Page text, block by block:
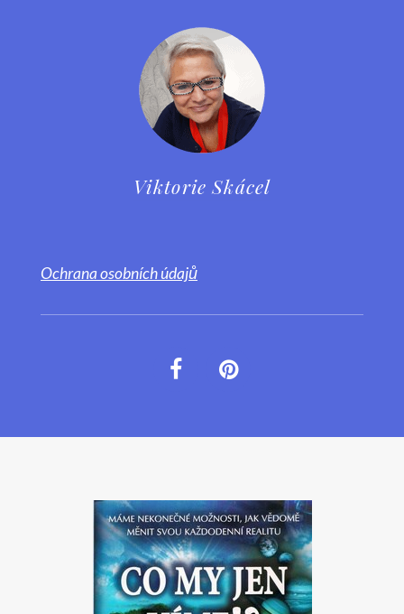
Viktorie Skácel
Ochrana osobních údajů